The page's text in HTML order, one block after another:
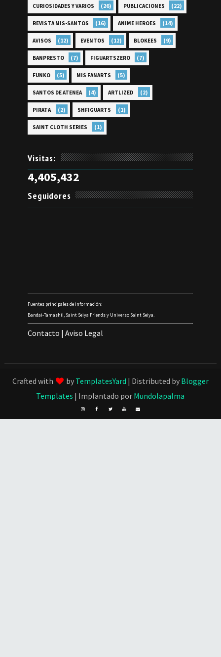
CURIOSIDADES Y VARIOS (26) PUBLICACIONES (22)
REVISTA MIS-SANTOS (16) ANIME HEROES (14)
AVISOS (12) EVENTOS (12) BLOKEES (9)
BANPRESTO (7) FIGUARTSZERO (7)
FUNKO (5) MIS FANARTS (5)
SANTOS DE ATENEA (4) ARTLIZED (2)
PIRATA (2) SHFIGUARTS (1)
SAINT CLOTH SERIES (1)
Visitas:
4,405,432
Seguidores
Fuentes principales de información:
Bandai-Tamashii, Saint Seiya Friends y Universo Saint Seiya.
Contacto |Aviso Legal
Crafted with by TemplatesYard | Distributed by Blogger
Templates | Implantado por Mundolapalma